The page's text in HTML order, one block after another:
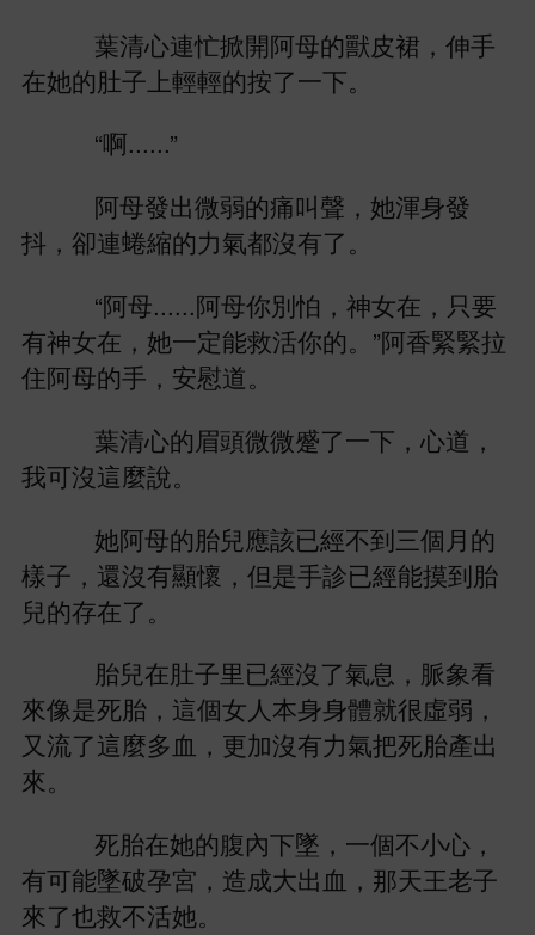
葉清
連忙掀 阿母
獸皮裙，伸
肚子
按
。
“啊......”
阿母
微 痛叫 ，
渾
抖，卻連蜷縮
力 都沒
。
“阿母......阿母
別怕，神女
，只
神女
， 定能救活 。”阿
緊緊拉
阿母
， 慰
。
葉清
眉 微微蹙 ，
，
沒
麼
。
阿母
胎兒應該已經 到
個
樣子，還沒
顯懷，但
診已經能摸到胎
兒
。
胎兒
肚子里已經沒
息，脈象
像
胎， 個女 本 就很虛
，
又流
麼 血，更加沒 力 把
胎產
。
胎
腹 墜， 個
，
能墜破孕宮，造成
血，
王老子
也救
活
。